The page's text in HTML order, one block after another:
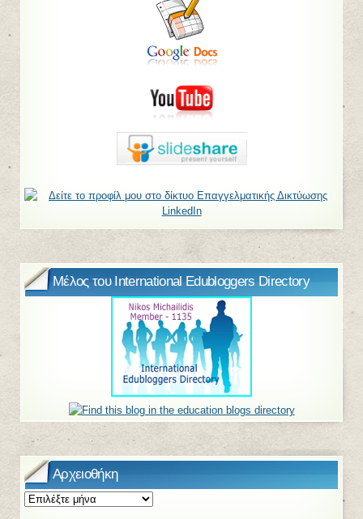
Μέλος του International Edubloggers Directory
Αρχειοθήκη
Αρχειοθήκη